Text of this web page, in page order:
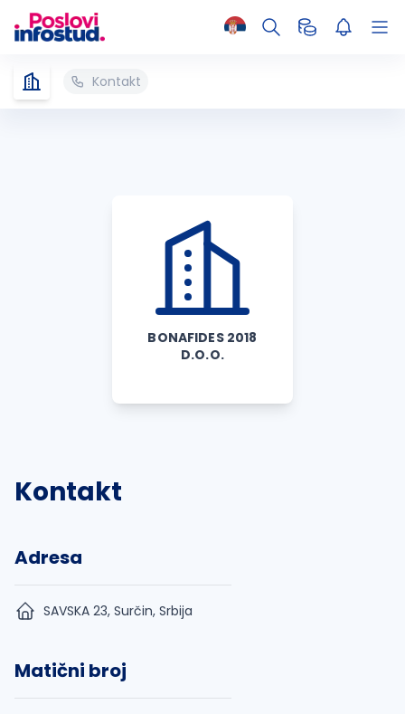
Kontakt
BONAFIDES 2018
D.O.O.
Kontakt
Adresa
SAVSKA 23, Surčin, Srbija
Matični broj